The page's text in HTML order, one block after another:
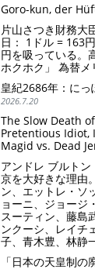
Goro-kun, der
片山さつき財務大
日： 1ドル = 163
円を吸っている。
ホクホク」 為替メ
皇紀2686年：に
2026.7.20
The Slow Death
Pretentious Idiot,
Magid vs. Dead
アンドレ ブルト
京を大好きな理由
ン、エットレ・ソ
ョーニ、ジョージ
スーティン、藤島
ンクーシ、レイチ
子、青木豊、林静
「日本の天皇制の